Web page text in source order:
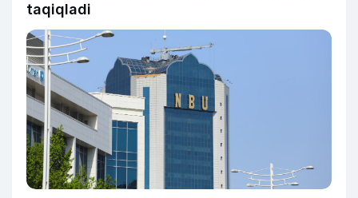
taqiqladi